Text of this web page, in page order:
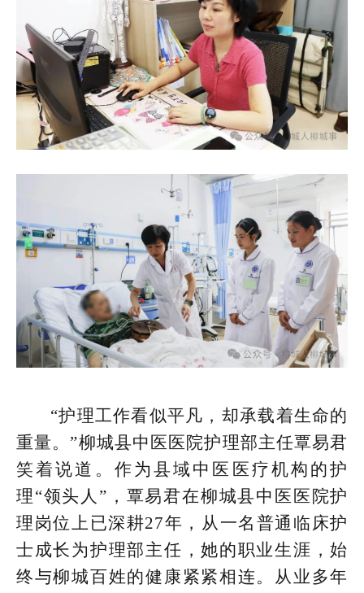
“护理工作看似平凡，却承载着生命的
重量。”柳城县中医医院护理部主任覃易君
笑着说道。作为县域中医医疗机构的护
理“领头人”，覃易君在柳城县中医医院护
理岗位上已深耕27年，从一名普通临床护
士成长为护理部主任，她的职业生涯，始
终与柳城百姓的健康紧紧相连。从业多年